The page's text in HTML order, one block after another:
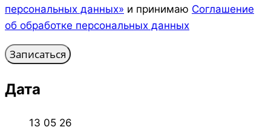
персональных данных» и принимаю Соглашение
об обработке персональных данных
Дата
13 05 26